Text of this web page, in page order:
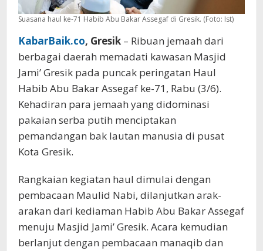
Suasana haul ke-71 Habib Abu Bakar Assegaf di Gresik. (Foto: Ist)
KabarBaik.co, Gresik – Ribuan jemaah dari
berbagai daerah memadati kawasan Masjid
Jami’ Gresik pada puncak peringatan Haul
Habib Abu Bakar Assegaf ke-71, Rabu (3/6).
Kehadiran para jemaah yang didominasi
pakaian serba putih menciptakan
pemandangan bak lautan manusia di pusat
Kota Gresik.
Rangkaian kegiatan haul dimulai dengan
pembacaan Maulid Nabi, dilanjutkan arak-
arakan dari kediaman Habib Abu Bakar Assegaf
menuju Masjid Jami’ Gresik. Acara kemudian
berlanjut dengan pembacaan manaqib dan